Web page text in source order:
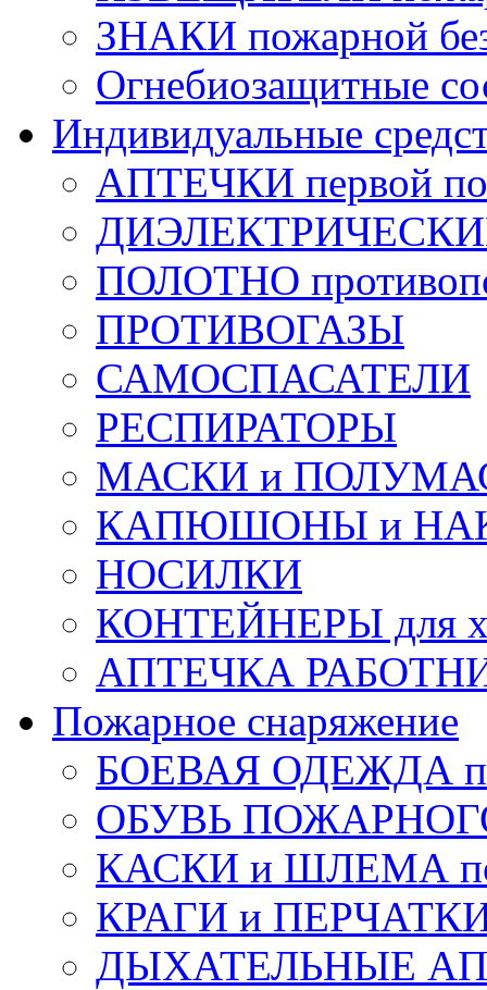
ЗНАКИ пожарной
Огнебиозащитные
Индивидуальные
АПТЕЧКИ первой
ДИЭЛЕКТРИЧЕСКИЕ
ПОЛОТНО
ПРОТИВОГАЗЫ
САМОСПАСАТЕЛИ
РЕСПИРАТОРЫ
МАСКИ и
КАПЮШОНЫ и
НОСИЛКИ
КОНТЕЙНЕРЫ для
АПТЕЧКА
Пожарное снаряжение
БОЕВАЯ ОДЕЖДА
ОБУВЬ
КАСКИ и ШЛЕМА
КРАГИ и ПЕРЧАТКИ
ДЫХАТЕЛЬНЫЕ